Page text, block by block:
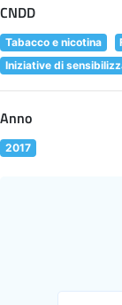
CNDD
Tabacco e nicotina
Iniziative di
Anno
2017